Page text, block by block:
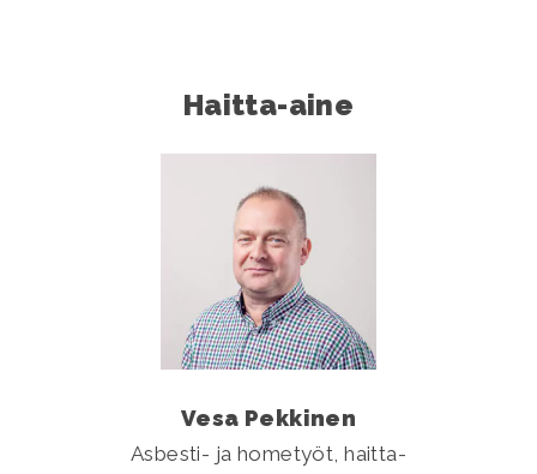
Haitta-aine
Vesa Pekkinen
Asbesti- ja hometyöt, haitta-